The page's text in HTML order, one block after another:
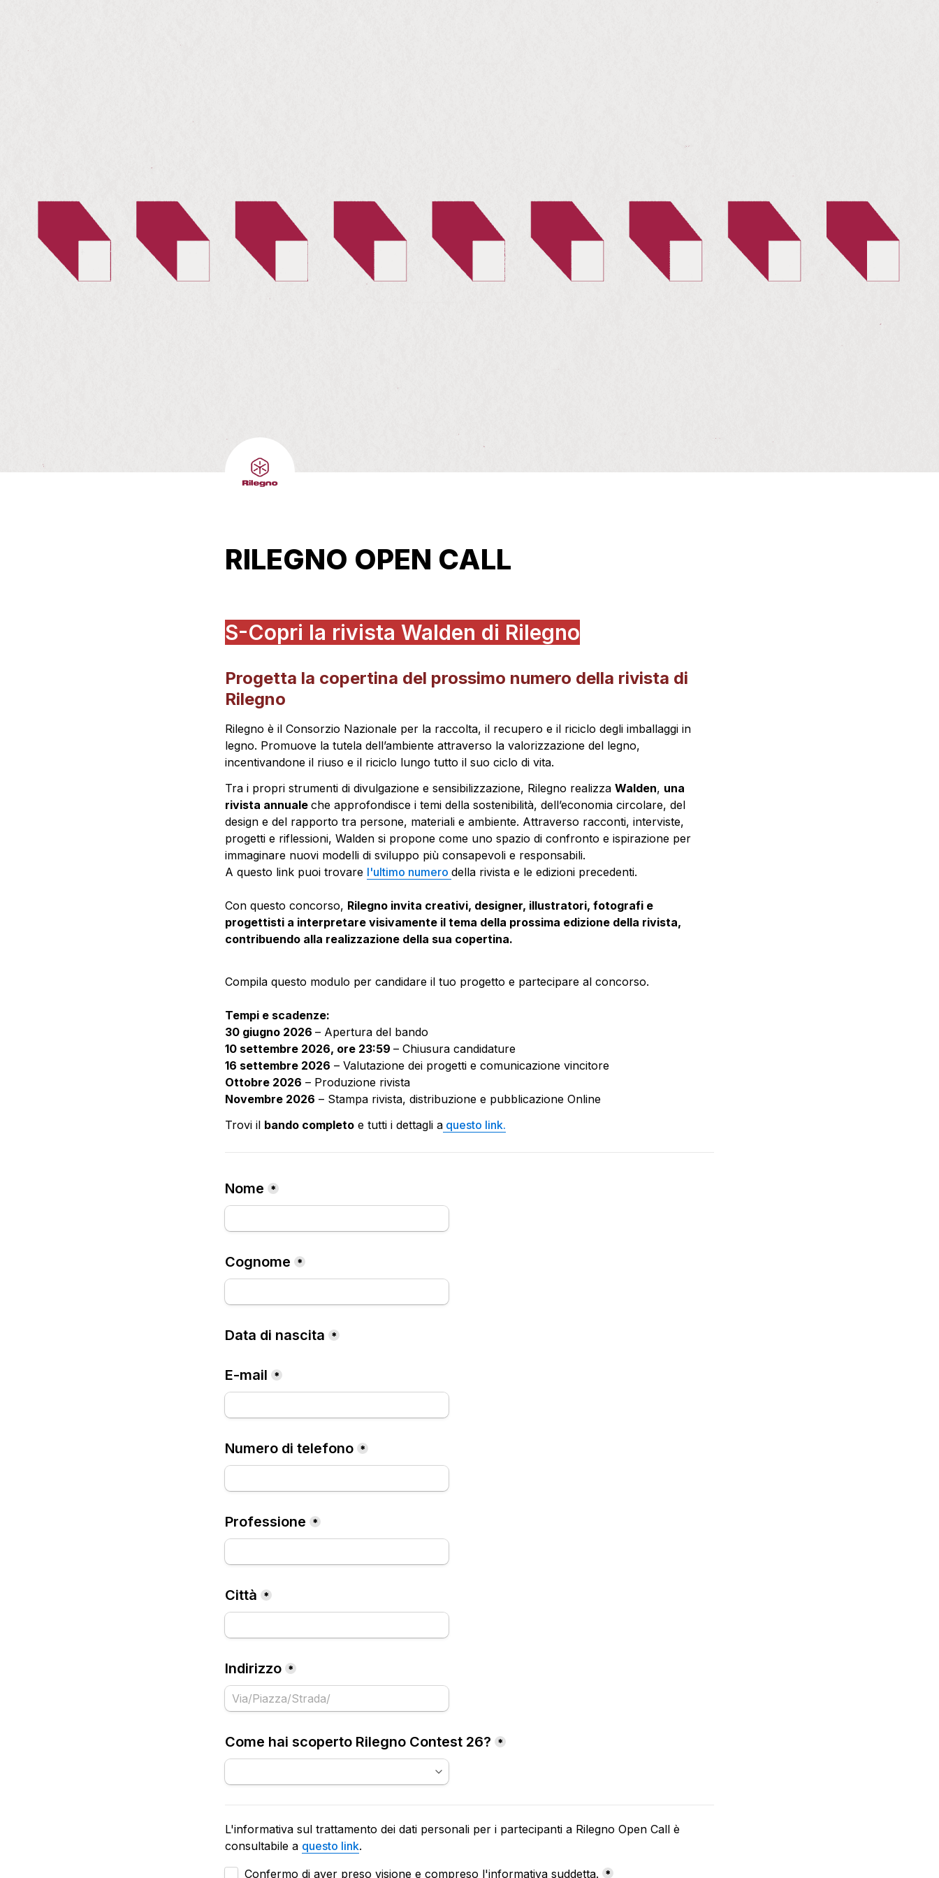
RILEGNO OPEN CALL
S-Copri la rivista Walden di Rilegno
Progetta la copertina del prossimo numero della rivista di
Rilegno
Rilegno è il Consorzio Nazionale per la raccolta, il recupero e il riciclo degli imballaggi in
legno. Promuove la tutela dell’ambiente attraverso la valorizzazione del legno,
incentivandone il riuso e il riciclo lungo tutto il suo ciclo di vita.
Tra i propri strumenti di divulgazione e sensibilizzazione, Rilegno realizza Walden, una
rivista annuale che approfondisce i temi della sostenibilità, dell’economia circolare, del
design e del rapporto tra persone, materiali e ambiente. Attraverso racconti, interviste,
progetti e riflessioni, Walden si propone come uno spazio di confronto e ispirazione per
immaginare nuovi modelli di sviluppo più consapevoli e responsabili.
A questo link puoi trovare l'ultimo numero della rivista e le edizioni precedenti.
Con questo concorso, Rilegno invita creativi, designer, illustratori, fotografi e
progettisti a interpretare visivamente il tema della prossima edizione della rivista,
contribuendo alla realizzazione della sua copertina.
Compila questo modulo per candidare il tuo progetto e partecipare al concorso.
Tempi e scadenze:
30 giugno 2026
10 settembre 2026, ore 23:59
16 settembre 2026
Ottobre 2026
Novembre 2026 – Stampa rivista, distribuzione e pubblicazione Online
Trovi il bando completo e tutti i dettagli a questo link.
Nome *
Cognome *
Data di nascita *
E-mail *
Numero di telefono *
Professione *
Città *
Indirizzo *
Come hai scoperto Rilegno Contest 26? *
L'informativa sul trattamento dei dati personali per i partecipanti a Rilegno Open Call è
consultabile a questo link.
Untitled checkboxes field
Confermo di aver preso visione e compreso l'informativa suddetta. *